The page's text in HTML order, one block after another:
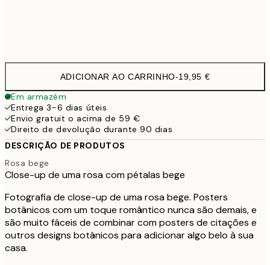
ADICIONAR AO CARRINHO-19,95 €
Em armazém
Entrega 3-6 dias úteis
Envio gratuit o acima de 59 €
Direito de devolução durante 90 dias
DESCRIÇÃO DE PRODUTOS
Rosa bege
Close-up de uma rosa com pétalas bege
Fotografia de close-up de uma rosa bege. Posters
botânicos com um toque romântico nunca são demais, e
são muito fáceis de combinar com posters de citações e
outros designs botânicos para adicionar algo belo à sua
casa.